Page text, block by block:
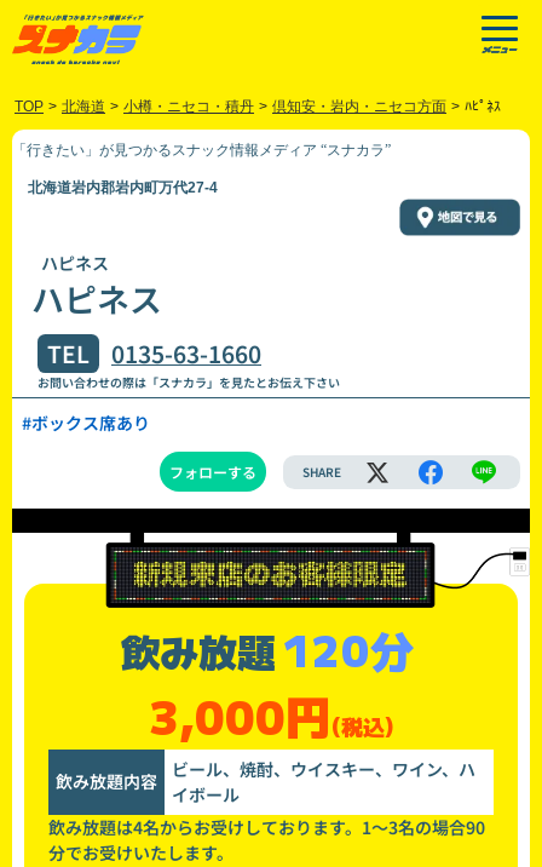
TOP > 北海道 > 小樽・ニセコ・積丹 > 倶知安・岩内・ニセコ方面 > ﾊﾋﾟﾈｽ
「行きたい」が見つかるスナック情報メディア “スナカラ”
北海道岩内郡岩内町万代27-4
ハピネス
ハピネス
TEL 0135-63-1660
お問い合わせの際は「スナカラ」を見たとお伝え下さい
#ボックス席あり
フォローする SHARE
飲み放題120分
3,000円(税込)
飲み放題内容
ビール、焼酎、ウイスキー、ワイン、ハ
イボール
飲み放題は4名からお受けしております。1～3名の場合90
分でお受けいたします。